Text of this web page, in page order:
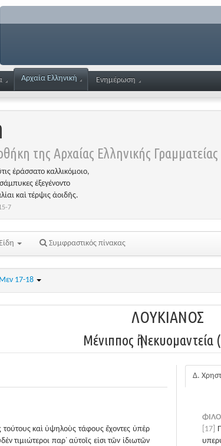
Αρχαία Ελληνική Ενημέρωση
της Αρχαίας Ελληνικής Γραμματείας
ἐράσσατο καλλικόμοιο,
ἐξεγένοντο
καὶ τέρψις ἀοιδῆς.
7
Συμφραστικός πίνακας
17-18
ΛΟΥΚΙΑΝΟΣ
Μένιππος ἢ Νεκυομαντεία
τούτους καὶ ὑψηλοὺς τάφους ἔχοντες ὑπὲρ
τιμιώτεροι παρ᾽ αὐτοῖς εἰσι τῶν ἰδιωτῶν
Δ.
[17]